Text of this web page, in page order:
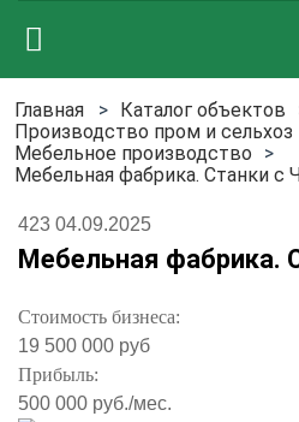
Меню
Каталог объектов
Производство пром и сельхоз
Мебельное производство
Мебельная фабрика. Станки с
423 04.09.2025
Мебельная фабрика.
Стоимость бизнеса:
19 500 000 руб
Прибыль:
500 000 руб./мес.